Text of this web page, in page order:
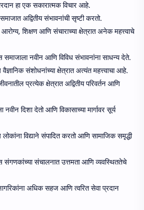
हा एक सकारात्मक विचार आहे.
अद्वितीय संभावनांची सृष्टी करतो.
शिक्षण आणि संचाराच्या क्षेत्रात अनेक महत्त्वाचे
समाजाला नवीन आणि विविध संभावनांना साधन्य देते.
संशोधनांच्या क्षेत्रात अत्यंत महत्त्वाचा आहे.
प्रत्येक क्षेत्रात अद्वितीय परिवर्तन आणि
दिशा देतो आणि विकासाच्या मार्गावर सूर्य
विद्याने संपादित करतो आणि सामाजिक समृद्धी
संगणकांच्या संचालनात उत्तमता आणि व्यवस्थिततेचे
अधिक सहज आणि त्वरित सेवा प्रदान